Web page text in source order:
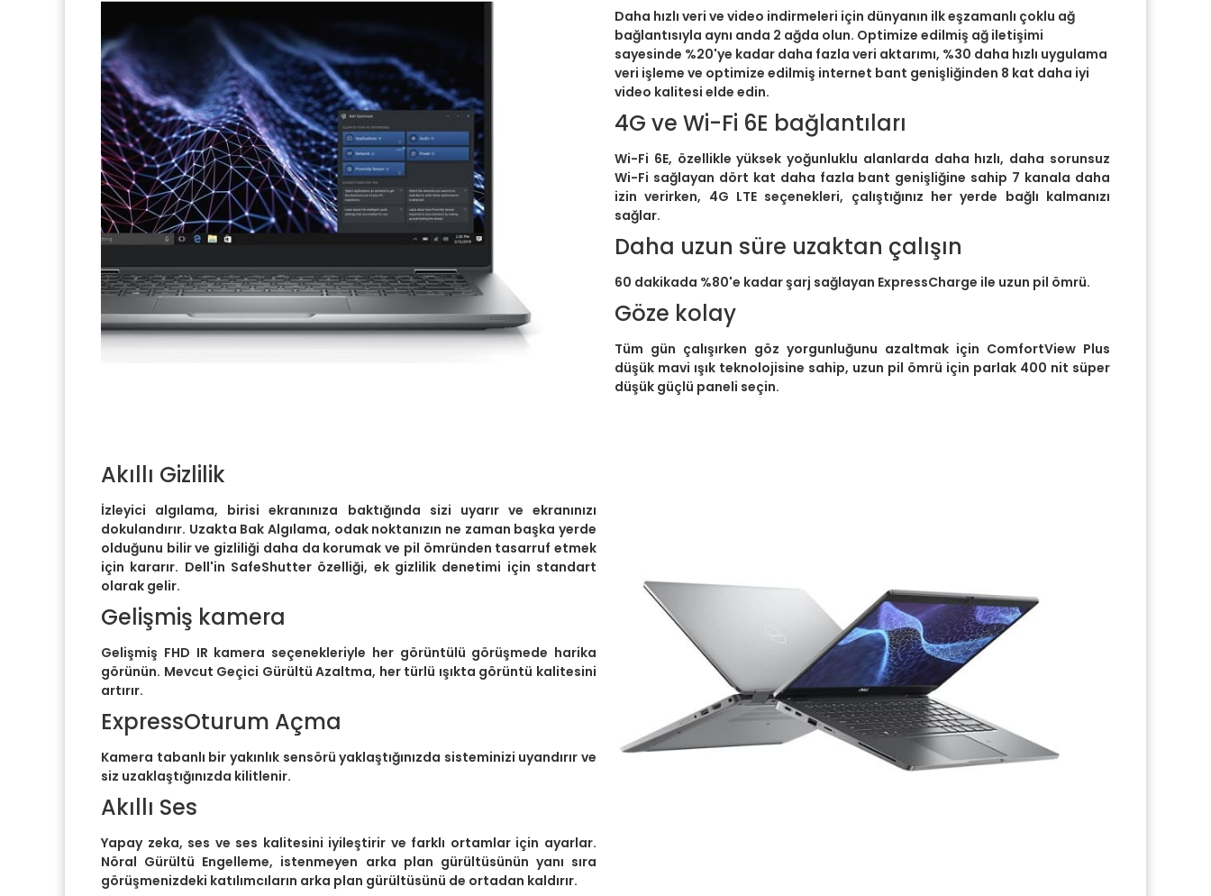
Daha hızlı veri ve video indirmeleri için dünyanın ilk eşzamanlı çoklu ağ
bağlantısıyla aynı anda 2 ağda olun. Optimize edilmiş ağ iletişimi
sayesinde %20'ye kadar daha fazla veri aktarımı, %30 daha hızlı uygulama
veri işleme ve optimize edilmiş internet bant genişliğinden 8 kat daha iyi
video kalitesi elde edin.
4G ve Wi-Fi 6E bağlantıları
Wi-Fi 6E, özellikle yüksek yoğunluklu alanlarda daha hızlı, daha sorunsuz
Wi-Fi sağlayan dört kat daha fazla bant genişliğine sahip 7 kanala daha
izin verirken, 4G LTE seçenekleri, çalıştığınız her yerde bağlı kalmanızı
sağlar.
Daha uzun süre uzaktan çalışın
60 dakikada %80'e kadar şarj sağlayan ExpressCharge ile uzun pil ömrü.
Göze kolay
Tüm gün çalışırken göz yorgunluğunu azaltmak için ComfortView Plus
düşük mavi ışık teknolojisine sahip, uzun pil ömrü için parlak 400 nit süper
düşük güçlü paneli seçin.
Akıllı Gizlilik
İzleyici algılama, birisi ekranınıza baktığında sizi uyarır ve ekranınızı
dokulandırır. Uzakta Bak Algılama, odak noktanızın ne zaman başka yerde
olduğunu bilir ve gizliliği daha da korumak ve pil ömründen tasarruf etmek
için kararır. Dell'in SafeShutter özelliği, ek gizlilik denetimi için standart
olarak gelir.
Gelişmiş kamera
Gelişmiş FHD IR kamera seçenekleriyle her görüntülü görüşmede harika
görünün. Mevcut Geçici Gürültü Azaltma, her türlü ışıkta görüntü kalitesini
artırır.
ExpressOturum Açma
Kamera tabanlı bir yakınlık sensörü yaklaştığınızda sisteminizi uyandırır ve
siz uzaklaştığınızda kilitlenir.
Akıllı Ses
Yapay zeka, ses ve ses kalitesini iyileştirir ve farklı ortamlar için ayarlar.
Nöral Gürültü Engelleme, istenmeyen arka plan gürültüsünün yanı sıra
görüşmenizdeki katılımcıların arka plan gürültüsünü de ortadan kaldırır.